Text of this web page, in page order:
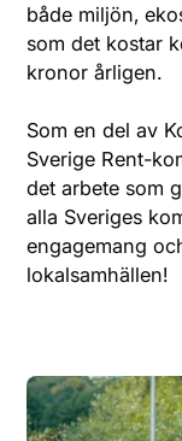
Kommun
Företag
Press
Webshop
både miljön,
som det kostar
kronor årligen.
Som en del av
Sverige Rent-
det arbete som
alla Sveriges
engagemang
lokalsamhällen!